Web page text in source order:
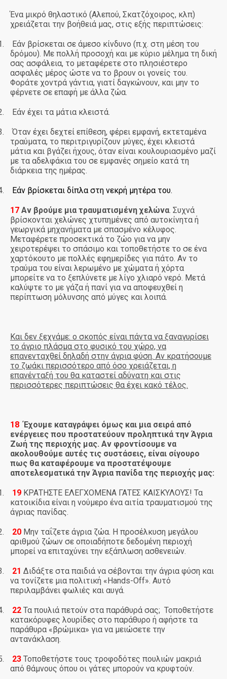
Ένα μικρό θηλαστικό (Αλεπού, Σκατζόχοιρος, κλπ)
χρειάζεται την βοήθειά μας, στις εξής περιπτώσεις:
Εάν βρίσκεται σε άμεσο κίνδυνο (π.χ. στη μέση του
δρόμου). Με πολλή προσοχή και με κύριο μέλημα τη δική
σας ασφάλεια, το μεταφέρετε στο πλησιέστερο
ασφαλές μέρος ώστε να το βρουν οι γονείς του.
Φοράτε χοντρά γάντια, γιατί δαγκώνουν, και μην το
φέρνετε σε επαφή με άλλα ζώα.
Εάν έχει τα μάτια κλειστά.
Όταν έχει δεχτεί επίθεση, φέρει εμφανή, εκτεταμένα
τραύματα, το περιτριγυρίζουν μύγες, έχει κλειστά
μάτια και βγάζει ήχους, όταν είναι κουλουριασμένο μαζί
με τα αδελφάκια του σε εμφανές σημείο κατά τη
διάρκεια της ημέρας.
Εάν βρίσκεται δίπλα στη νεκρή μητέρα του.
17 Αν βρούμε μια τραυματισμένη χελώνα. Συχνά
βρίσκονται χελώνες χτυπημένες από αυτοκίνητα ή
γεωργικά μηχανήματα με σπασμένο κέλυφος.
Μεταφέρετε προσεκτικά το ζώο για να μην
χειροτερέψει το σπάσιμο και τοποθετήστε το σε ένα
χαρτόκουτο με πολλές εφημερίδες για πάτο. Αν το
τραύμα του είναι λερωμένο με χώματα ή χόρτα
μπορείτε να το ξεπλύνετε με λίγο χλιαρό νερό. Μετά
καλύψτε το με γάζα ή πανί για να αποφευχθεί η
περίπτωση μόλυνσης από μύγες και λοιπά.
Και δεν ξεχνάμε: ο σκοπός είναι πάντα να ξαναγυρίσει
το άγριο πλάσμα στο φυσικό του χώρο, να
επανενταχθεί δηλαδή στην άγρια φύση. Αν κρατήσουμε
το ζωάκι περισσότερο από όσο χρειάζεται, η
επανένταξή του θα καταστεί αδύνατη και στις
περισσότερες περιπτώσεις θα έχει κακό τέλος.
18 Έχουμε καταγράψει όμως και μια σειρά από
ενέργειες που προστατεύουν προληπτικά την Άγρια
Ζωή της περιοχής μας. Αν φροντίσουμε να
ακολουθούμε αυτές τις συστάσεις, είναι σίγουρο
πως θα καταφέρουμε να προστατέψουμε
αποτελεσματικά την Άγρια πανίδα της περιοχής μας:
19 ΚΡΑΤΗΣΤΕ ΕΛΕΓΧΟΜΕΝΑ ΓΑΤΕΣ ΚΑΙΣΚΥΛΟΥΣ! Τα
κατοικίδια είναι η νούμερο ένα αιτία τραυματισμού της
άγριας πανίδας.
20 Μην ταΐζετε άγρια ζώα. Η προσέλκυση μεγάλου
αριθμού ζώων σε οποιαδήποτε δεδομένη περιοχή
μπορεί να επιταχύνει την εξάπλωση ασθενειών.
21 Διδάξτε στα παιδιά να σέβονται την άγρια φύση και
να τονίζετε μια πολιτική «Hands-Off». Αυτό
περιλαμβάνει φωλιές και αυγά.
22 Τα πουλιά πετούν στα παράθυρά σας; Τοποθετήστε
κατακόρυφες λουρίδες στο παράθυρο ή αφήστε τα
παράθυρα «βρώμικα» για να μειώσετε την
αντανάκλαση.
23 Τοποθετήστε τους τροφοδότες πουλιών μακριά
από θάμνους όπου οι γάτες μπορούν να κρυφτούν.